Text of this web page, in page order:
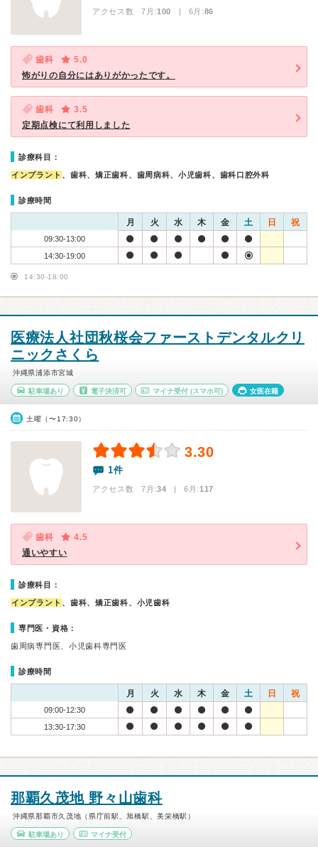
アクセス数 7月:100 | 6月:86
歯科
5.0
怖がりの自分にはありがかったです。
歯科
3.5
定期点検にて利用しました
診療科目：
インプラント 、歯科、矯正歯科、歯周病科、小児歯科、歯科口腔外科
診療時間
月 火 水 木 金 土 日 祝
09:30-13:00
14:30-19:00
14:30-18:00
医療法人社団秋桜会ファーストデンタルクリ
ニックさくら
沖縄県浦添市宮城
駐車場あり 電子決済可 マイナ受付 (スマホ可) 女医在籍
土曜（〜17:30）
3.30
1件
アクセス数 7月:34 | 6月:117
歯科
4.5
通いやすい
診療科目：
インプラント 、歯科、矯正歯科、小児歯科
専門医・資格：
歯周病専門医、小児歯科専門医
診療時間
月 火 水 木 金 土 日 祝
09:00-12:30
13:30-17:30
那覇久茂地 野々山歯科
沖縄県那覇市久茂地（県庁前駅、旭橋駅、美栄橋駅）
駐車場あり マイナ受付